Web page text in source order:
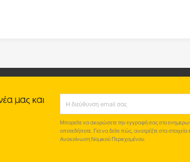
μας και
Μπορείτε να ακυρώσετε την εγγραφή σας στο
οποτεδήποτε. Για να δείτε πώς, ανατρέξτε στα στοιχεία
Ανακοίνωση Νομικού Περιεχομένου.